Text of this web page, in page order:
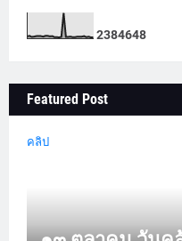
2384648
Featured Post
คลิป